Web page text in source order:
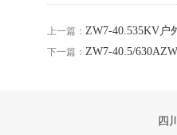
上一篇： ZW7-40.535KV户
下一篇： ZW7-40.5/
四